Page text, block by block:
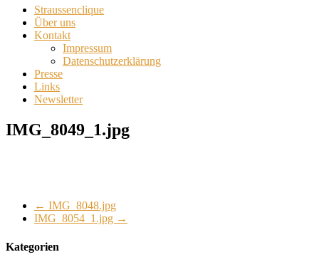
Straussenclique
Über uns
Kontakt
Impressum
Datenschutzerklärung
Presse
Links
Newsletter
IMG_8049_1.jpg
← IMG_8048.jpg
IMG_8054_1.jpg →
Kategorien